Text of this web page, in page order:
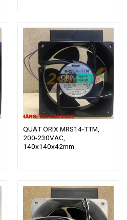
QUẠT ORIX MRS14-TTM,
200-230VAC,
140x140x42mm